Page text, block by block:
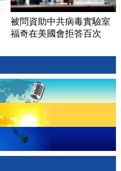
被問資助中共病毒實驗室
福奇在美國會拒答百次